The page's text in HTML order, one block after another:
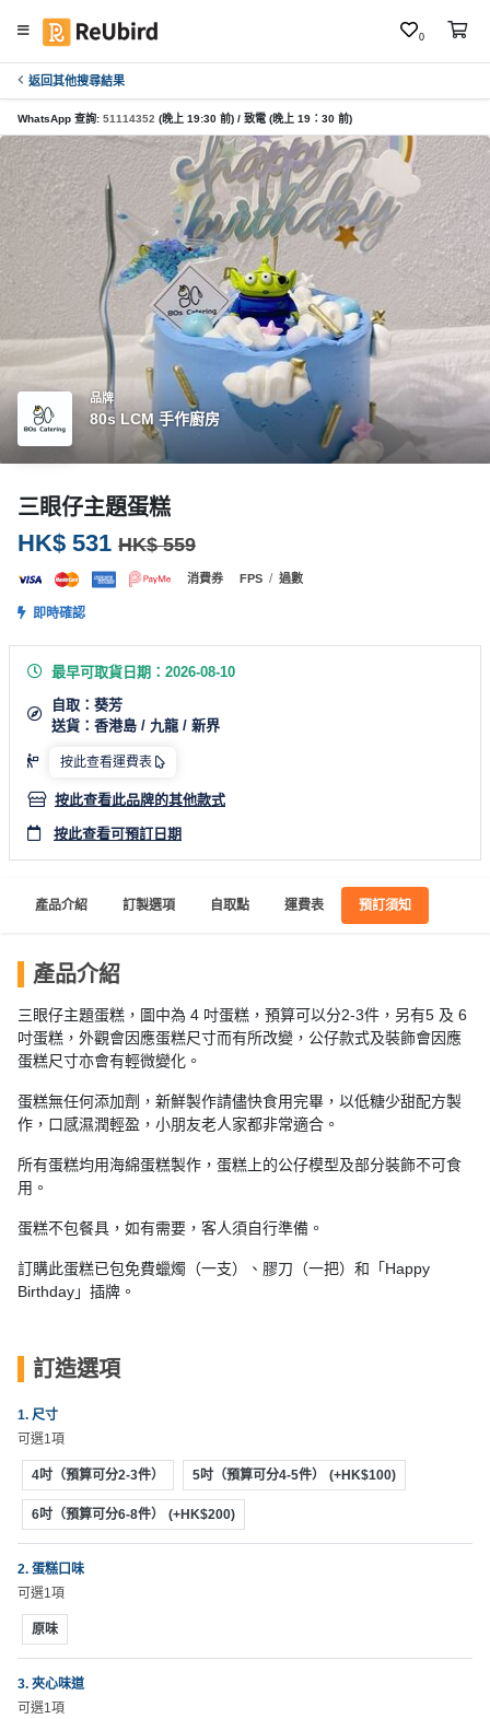
0
返回其他搜尋結果
WhatsApp 查詢: 51114352 (晚上 19:30 前) / 致電 (晚上 19：30 前)
繁
中
E
N
入
冊
務
產
分
類
a
r
y
o
o
m
到
美
食
特
色
蛋
糕
花
束
及
藝
禮
訂
禮
物
場
地
佈
置
用
品
即
食
動
類
搞
P
a
朋
友
聚
會
慶
生
日
拍
拖
/
司
活
動
婚
禮
親
子
活
動
活
動
攻
活
動
攻
略
會
員
計
劃
會
需
知
社
軟
件
夾
時
器
情
侶
心
願
清
單
聯
關
品牌
80s LCM 手作廚房
三眼仔主題蛋糕
HK$ 531 HK$ 559
消費券 FPS / 過數
即時確認
最早可取貨日期：2026-08-10
自取：葵芳
送貨：香港島 / 九龍 / 新界
按此查看運費表
按此查看此品牌的其他款式
按此查看可預訂日期
產品介紹 訂製選項 自取點 運費表 預訂須知
產品介紹
三眼仔主題蛋糕，圖中為 4 吋蛋糕，預算可以分2-3件，另有5 及 6
吋蛋糕， 外觀會因應蛋糕尺寸而有所改變，公仔款式及裝飾會因應
蛋糕尺寸亦會有輕微變化 。
蛋糕無任何添加劑，新鮮製作請儘快食用完畢，以低糖少甜配方製
作，口感濕潤輕盈，小朋友老人家都非常適合。
所有蛋糕均用海綿蛋糕製作，蛋糕上的公仔模型及部分裝飾不可食
用。
蛋糕不包餐具，如有需要，客人須自行準備。
訂購此蛋糕已包免費蠟燭（一支）、膠刀（一把）和「Happy
Birthday」插牌。
訂造選項
1. 尺寸
可選1項
4吋（預算可分2-3件） 5吋（預算可分4-5件） (+HK$100)
6吋（預算可分6-8件） (+HK$200)
2. 蛋糕口味
可選1項
原味
3. 夾心味道
可選1項